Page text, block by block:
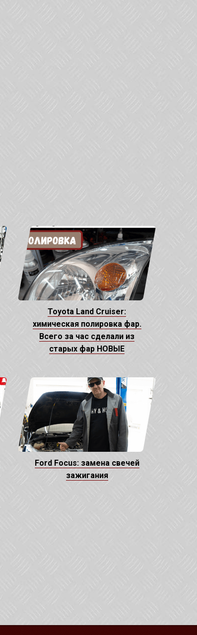
Toyota Land Cruiser:
химическая полировка фар.
Всего за час сделали из
старых фар НОВЫЕ
Ford Focus: замена свечей
зажигания